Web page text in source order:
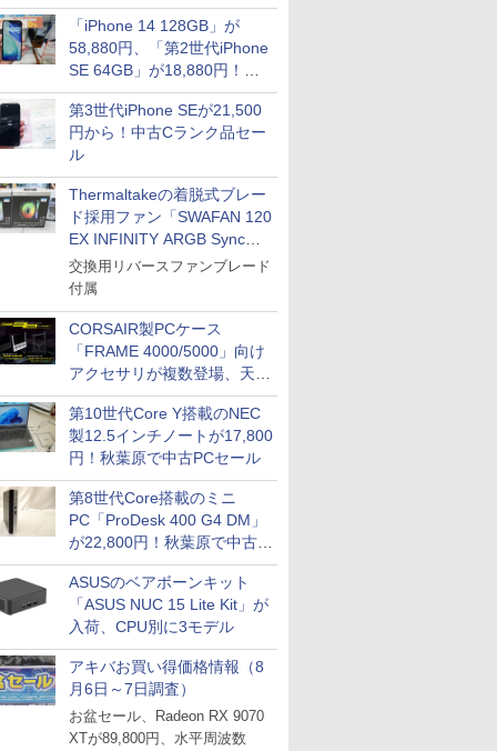
「iPhone 14 128GB」が
58,880円、「第2世代iPhone
SE 64GB」が18,880円！中
古Bランク品セール
第3世代iPhone SEが21,500
円から！中古Cランク品セー
ル
Thermaltakeの着脱式ブレー
ド採用ファン「SWAFAN 120
EX INFINITY ARGB Sync」
に単品パッケージ
交換用リバースファンブレード
付属
CORSAIR製PCケース
「FRAME 4000/5000」向け
アクセサリが複数登場、天然
木製パネルや背面コネクタ対
応トレイなど
第10世代Core Y搭載のNEC
製12.5インチノートが17,800
円！秋葉原で中古PCセール
第8世代Core搭載のミニ
PC「ProDesk 400 G4 DM」
が22,800円！秋葉原で中古
PCセール
ASUSのベアボーンキット
「ASUS NUC 15 Lite Kit」が
入荷、CPU別に3モデル
アキバお買い得価格情報（8
月6日～7日調査）
お盆セール、Radeon RX 9070
XTが89,800円、水平周波数